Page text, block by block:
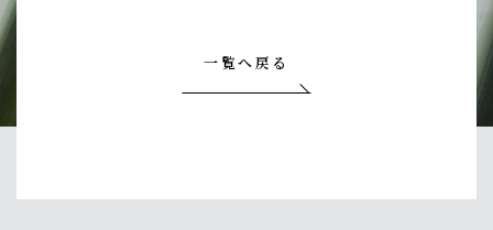
一覧へ戻る